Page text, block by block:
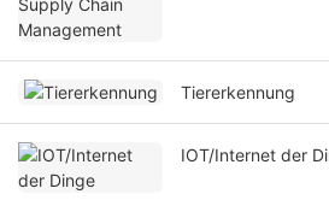
Tiererkennung
IOT/Internet der